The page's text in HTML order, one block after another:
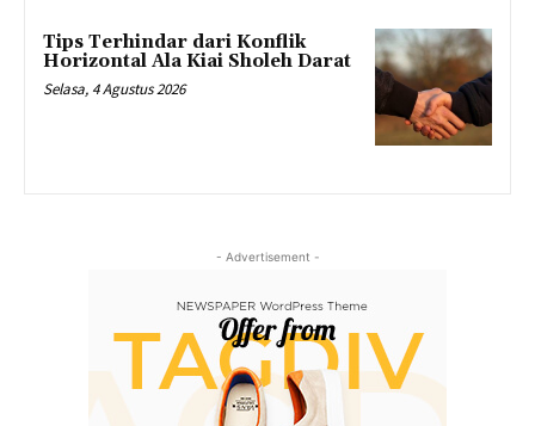
Tips Terhindar dari Konflik
Horizontal Ala Kiai Sholeh Darat
Selasa, 4 Agustus 2026
- Advertisement -